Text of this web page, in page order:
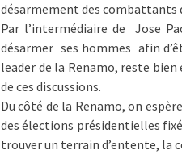
désarmement des combattants
Par l’intermédiaire de Jose
désarmer ses hommes afin
leader de la Renamo, reste
de ces discussions.
Du côté de la Renamo, on
des élections présidentielles
trouver un terrain d’entente, la